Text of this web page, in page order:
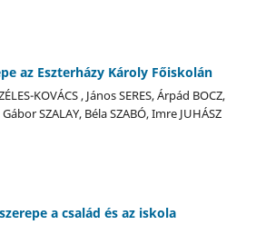
az Eszterházy Károly Főiskolán
KOVÁCS , János SERES, Árpád BOCZ,
SZALAY, Béla SZABÓ, Imre JUHÁSZ
a család és az iskola